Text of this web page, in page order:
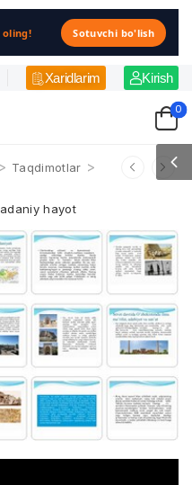
oling! Sotuvchi bo'lish
Xaridlarim Kirish
0
> Taqdimotlar >
hayot